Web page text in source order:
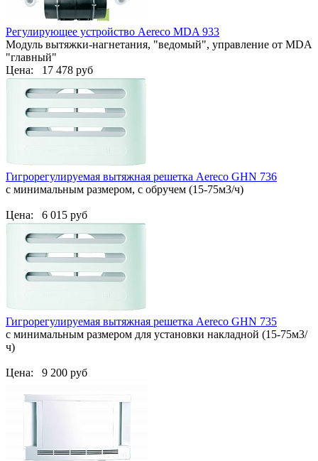
Регулирующее устройство Aereco MDA 933
Модуль вытяжки-нагнетания, "ведомый", управление от MDA
"главный"
Цена: 17 478 руб
Гигрорегулируемая вытяжная решетка Aereco GHN 736
с минимальным размером, с обручем (15-75м3/ч)
Цена: 6 015 руб
Гигрорегулируемая вытяжная решетка Aereco GHN 735
с минимальным размером для установки накладной (15-75м3/
ч)
Цена: 9 200 руб